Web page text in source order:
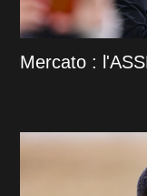
Mercato :